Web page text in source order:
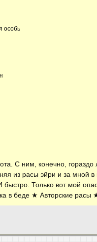
особь
С ним, конечно,
из расы эйри и за мной
Только вот мой
в беде ★ Авторские расы